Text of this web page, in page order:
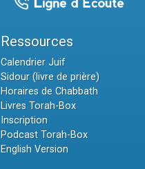
Ressources
Calendrier Juif
Sidour (livre de prière)
Horaires de Chabbath
Livres Torah-Box
Inscription
Podcast Torah-Box
English Version